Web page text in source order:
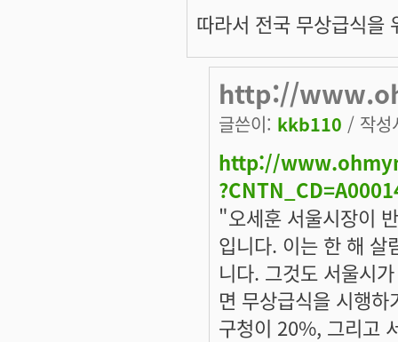
따라서 전국 무상급식을
http://
글쓴이: kkb110 / 작
http://
"오세훈 서울시장이
입니다. 이는 한 해
니다. 그것도 서울시
면 무상급식을 시행하
구청이 20%, 그리고